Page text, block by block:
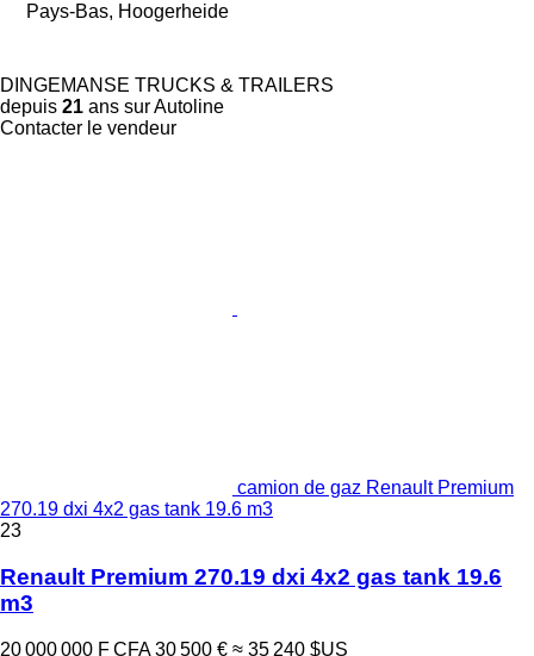
Pays-Bas, Hoogerheide
DINGEMANSE TRUCKS & TRAILERS
depuis 21 ans sur Autoline
Contacter le vendeur
camion de gaz Renault Premium
270.19 dxi 4x2 gas tank 19.6 m3
23
Renault Premium 270.19 dxi 4x2 gas tank 19.6
m3
20 000 000 F CFA 30 500 € ≈ 35 240 $US